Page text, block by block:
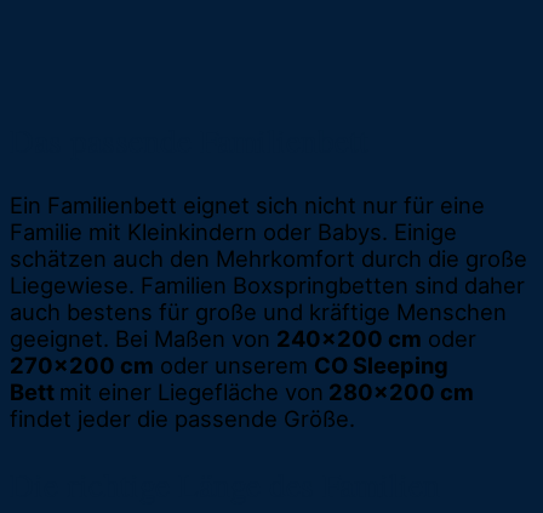
Ein Familienbett eignet sich nicht nur für eine
Familie mit Kleinkindern oder Babys. Einige
schätzen auch den Mehrkomfort durch die große
Liegewiese. Familien Boxspringbetten sind daher
auch bestens für große und kräftige Menschen
geeignet. Bei Maßen von 240x200 cm oder
270x200 cm oder unserem CO Sleeping
Bett mit einer Liegefläche von 280x200 cm
findet jeder die passende Größe.